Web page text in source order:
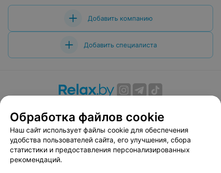
Добавить компанию
Добавить специалиста
Вакансии
Публичный договор
Способы оплаты
Публичный договор по использованию сервиса
«Афиша»
Пользовательское соглашение
Обработка файлов cookie
Наш сайт использует файлы cookie для обеспечения
удобства пользователей сайта, его улучшения, сбора
статистики и предоставления персонализированных
рекомендаций.